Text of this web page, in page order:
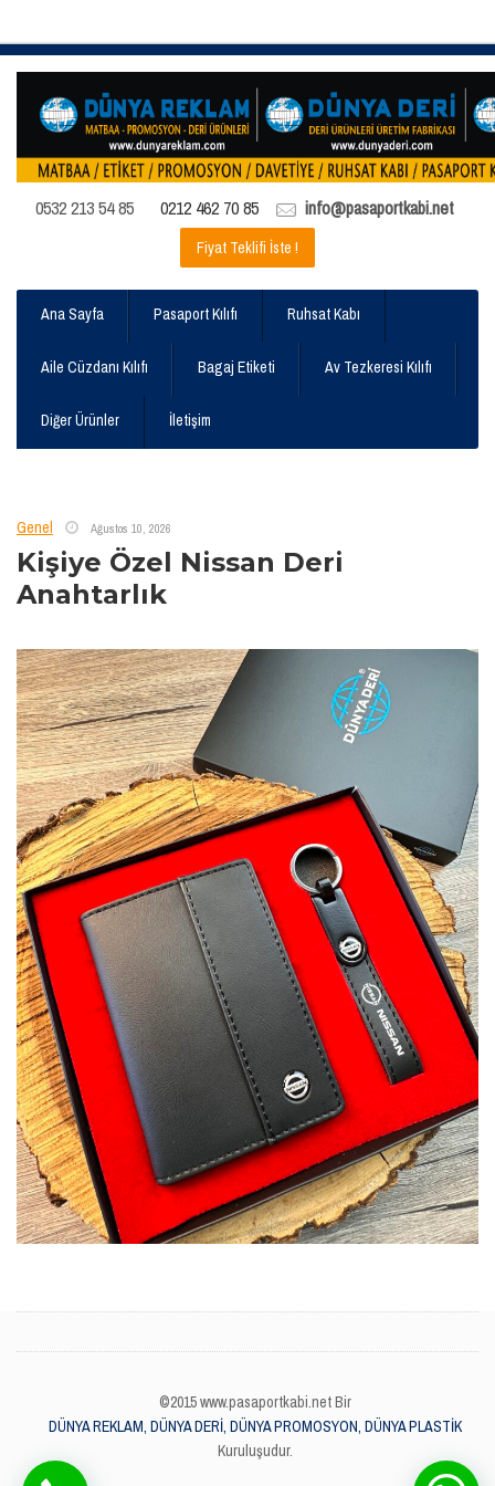
0532 213 54 85 0212 462 70 85 info@pasaportkabi.net
Fiyat Teklifi İste !
Ana Sayfa Pasaport Kılıfı Ruhsat Kabı
Aile Cüzdanı Kılıfı Bagaj Etiketi Av Tezkeresi Kılıfı
Diğer Ürünler İletişim
Genel Ağustos 10, 2026
Kişiye Özel Nissan Deri
Anahtarlık
©2015 www.pasaportkabi.net Bir
DÜNYA REKLAM, DÜNYA DERİ, DÜNYA PROMOSYON, DÜNYA PLASTİK
Kuruluşudur.